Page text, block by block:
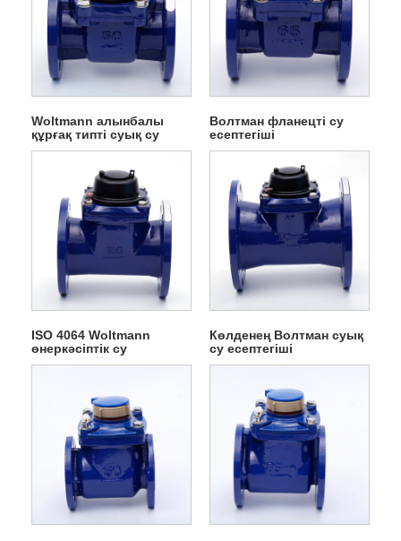
Woltmann алынбалы
құрғақ типті суық су
есептегіші
Волтман фланецті су
есептегіші
ISO 4064 Woltmann
өнеркәсіптік су
есептегіші
Көлденең Волтман суық
су есептегіші